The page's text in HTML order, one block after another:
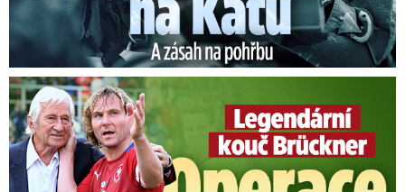
Legendární kouč Brückner: Operace jícnu! Jak je na tom?